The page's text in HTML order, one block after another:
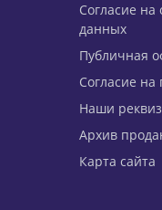
Согласие на
данных
Публичная
Согласие
Наши
Архив
Карта сайта